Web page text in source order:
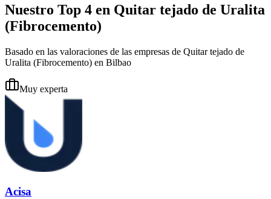
Nuestro Top 4 en Quitar tejado de Uralita
(Fibrocemento)
Basado en las valoraciones de las empresas de Quitar tejado de
Uralita (Fibrocemento) en Bilbao
Muy experta
Acisa